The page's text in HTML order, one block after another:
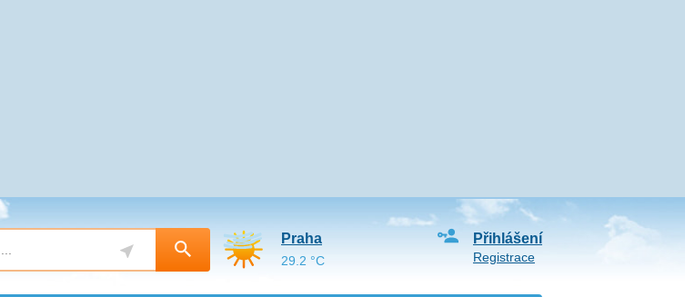
Přihlášení
Registrace
Praha
29.2 °C